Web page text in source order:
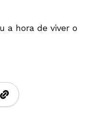
a hora de viver o